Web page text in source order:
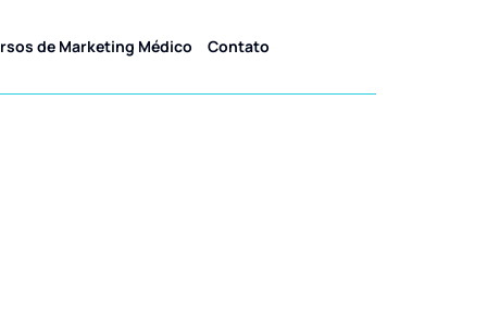
de Marketing Médico Contato